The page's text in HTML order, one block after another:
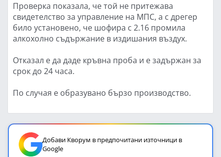
Проверка показала, че той не притежава
свидетелство за управление на МПС, а с дрегер
било установено, че шофира с 2.16 промила
алкохолно съдържание в издишания въздух.
Отказал е да даде кръвна проба и е задържан за
срок до 24 часа.
По случая е образувано бързо производство.
Добави Кворум в предпочитани източници в
Google